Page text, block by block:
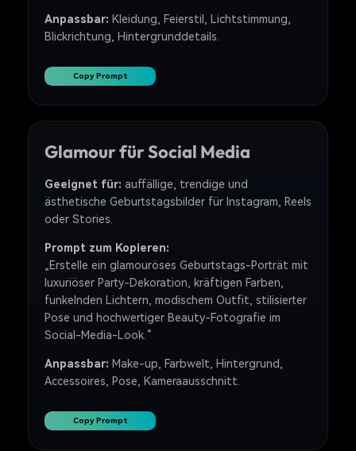
Anpassbar: Kleidung, Feierstil, Lichtstimmung,
Blickrichtung, Hintergrunddetails.
Copy Prompt
Glamour für Social Media
Geeignet für: auffällige, trendige und
ästhetische Geburtstagsbilder für Instagram, Reels
oder Stories.
Prompt zum Kopieren:
„Erstelle ein glamouröses Geburtstags-Porträt mit
luxuriöser Party-Dekoration, kräftigen Farben,
funkelnden Lichtern, modischem Outfit, stilisierter
Pose und hochwertiger Beauty-Fotografie im
Social-Media-Look.“
Anpassbar: Make-up, Farbwelt, Hintergrund,
Accessoires, Pose, Kameraausschnitt.
Copy Prompt